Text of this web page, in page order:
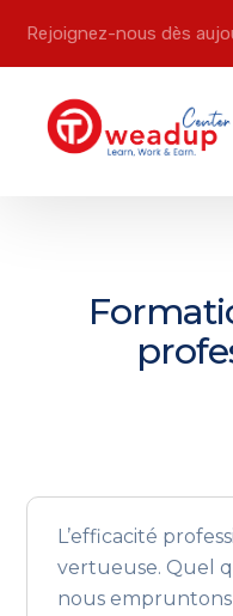
Rejoignez-nous dès
L’efficacité
vertueuse. Quel
nous